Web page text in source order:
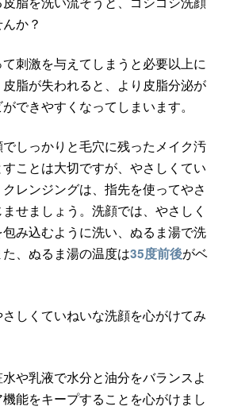
か？
刺激を与えてしまうと必要以上に
脂が失われると、より皮脂分泌が
できやすくなってしまいます。
しっかりと毛穴に残ったメイク汚
ことは大切ですが、やさしくてい
レンジングは、指先を使ってやさ
せましょう。洗顔では、やさしく
み込むように洗い、ぬるま湯で洗
、ぬるま湯の温度は35度前後がベ
しくていねいな洗顔を心がけてみ
や乳液で水分と油分をバランスよ
能をキープすることを心がけまし